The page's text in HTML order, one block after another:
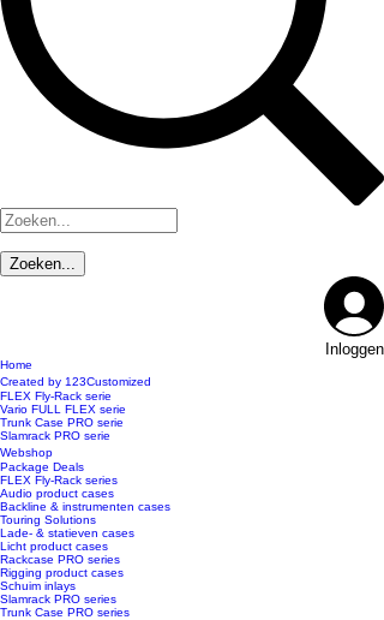
Inloggen
Home
Created by 123Customized
FLEX Fly-Rack serie
Vario FULL FLEX serie
Trunk Case PRO serie
Slamrack PRO serie
Webshop
Package Deals
FLEX Fly-Rack series
Audio product cases
Backline & instrumenten cases
Touring Solutions
Lade- & statieven cases
Licht product cases
Rackcase PRO series
Rigging product cases
Schuim inlays
Slamrack PRO series
Trunk Case PRO series